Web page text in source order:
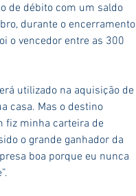
de débito com um saldo
durante o encerramento
o vencedor entre as 300
utilizado na aquisição de
casa. Mas o destino
fiz minha carteira de
o grande ganhador da
boa porque eu nunca